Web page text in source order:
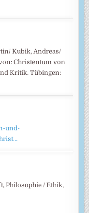
Kubik, Andreas/
Christentum von
Kritik. Tübingen:
und-
Philosophie / Ethik,